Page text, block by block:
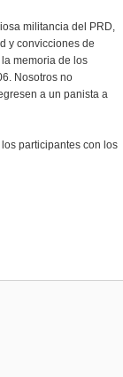
militancia del PRD,
y convicciones de
memoria de los
Nosotros no
a un panista a
participantes con los